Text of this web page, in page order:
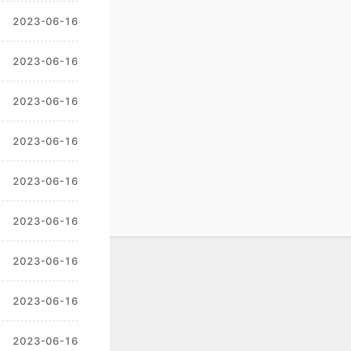
2023-06-16
2023-06-16
2023-06-16
2023-06-16
2023-06-16
2023-06-16
2023-06-16
2023-06-16
2023-06-16